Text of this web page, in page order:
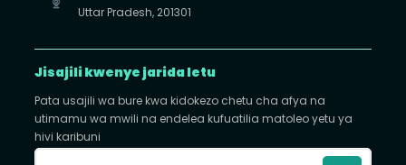
Uttar Pradesh, 201301
Jisajili kwenye jarida letu
Pata usajili wa bure kwa kidokezo chetu cha afya na
utimamu wa mwili na endelea kufuatilia matoleo yetu ya
hivi karibuni